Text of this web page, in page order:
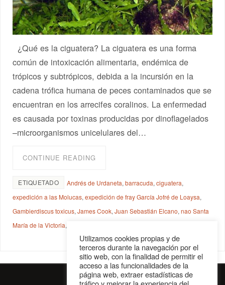
¿Qué es la ciguatera? La ciguatera es una forma
común de intoxicación alimentaria, endémica de
trópicos y subtrópicos, debida a la incursión en la
cadena trófica humana de peces contaminados que se
encuentran en los arrecifes coralinos. La enfermedad
es causada por toxinas producidas por dinoflagelados
–microorganismos unicelulares del…
CONTINUE READING
ETIQUETADO Andrés de Urdaneta,barracuda,ciguatera,
expedición a las Molucas,expedición de fray García Jofré de Loaysa,
Gambierdiscus toxicus,James Cook,Juan Sebastián Elcano,nao Santa
María de la Victoria,
Utilizamos cookies propias y de
terceros durante la navegación por el
sitio web, con la finalidad de permitir el
acceso a las funcionalidades de la
página web, extraer estadísticas de